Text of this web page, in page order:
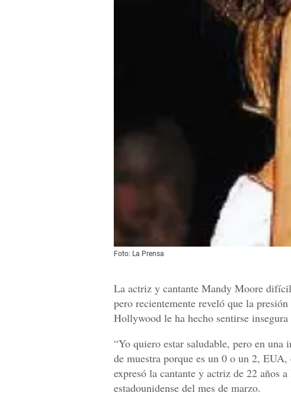
Foto: La Prensa
La actriz y cantante Mandy Moore
pero recientemente reveló que la
Hollywood le ha hecho sentirse insegura
“Yo quiero estar saludable, pero en
de muestra porque es un 0 o un 2,
expresó la cantante y actriz de 22 años
estadounidense del mes de marzo.